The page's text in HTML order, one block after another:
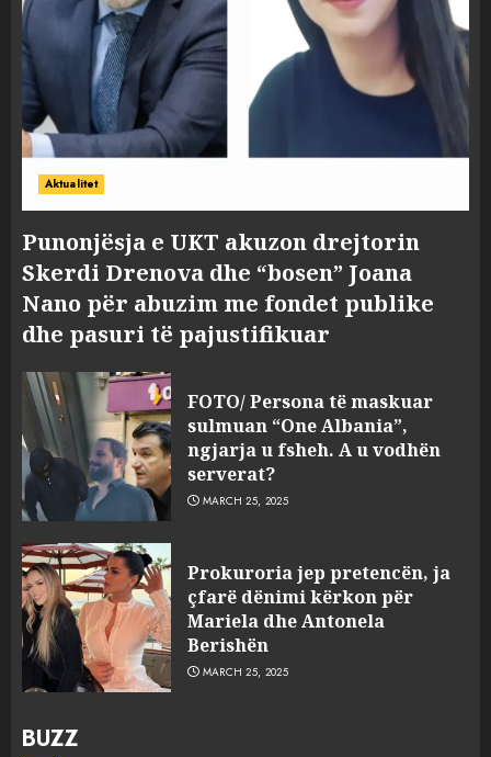
Aktualitet
Punonjësja e UKT akuzon drejtorin
Skerdi Drenova dhe “bosen” Joana
Nano për abuzim me fondet publike
dhe pasuri të pajustifikuar
FOTO/ Persona të maskuar
sulmuan “One Albania”,
ngjarja u fsheh. A u vodhën
serverat?
MARCH 25, 2025
Prokuroria jep pretencën, ja
çfarë dënimi kërkon për
Mariela dhe Antonela
Berishën
MARCH 25, 2025
BUZZ